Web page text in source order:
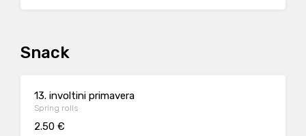
Snack
13. involtini primavera
Spring rolls
2.50 €